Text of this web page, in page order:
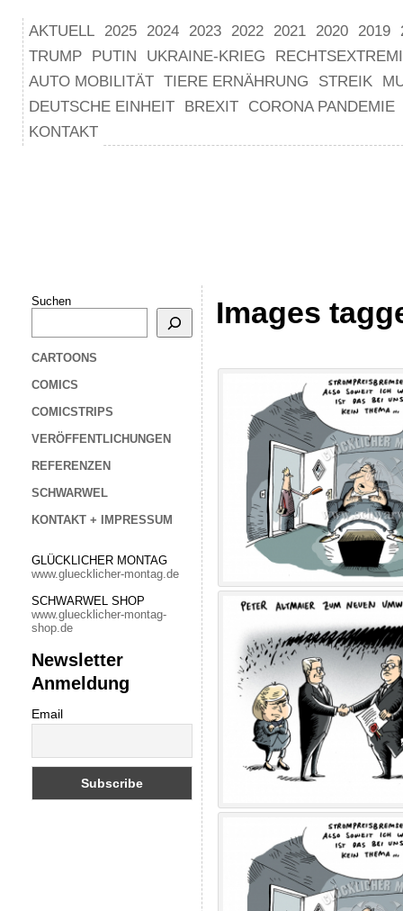
AKTUELL 2025 2024 2023 2022 2021 2020 2019
TRUMP
PUTIN UKRAINE-KRIEG
AUTO MOBILITÄT TIERE ERNÄHRUNG STREIK
DEUTSCHE EINHEIT
BREXIT
CORONA PANDEMIE
KONTAKT
Suchen
CARTOONS
COMICS
COMICSTRIPS
VERÖFFENTLICHUNGEN
REFERENZEN
SCHWARWEL
KONTAKT + IMPRESSUM
GLÜCKLICHER MONTAG
www.gluecklicher-montag.de
SCHWARWEL SHOP
www.gluecklicher-montag-
shop.de
Newsletter
Anmeldung
Email
Images